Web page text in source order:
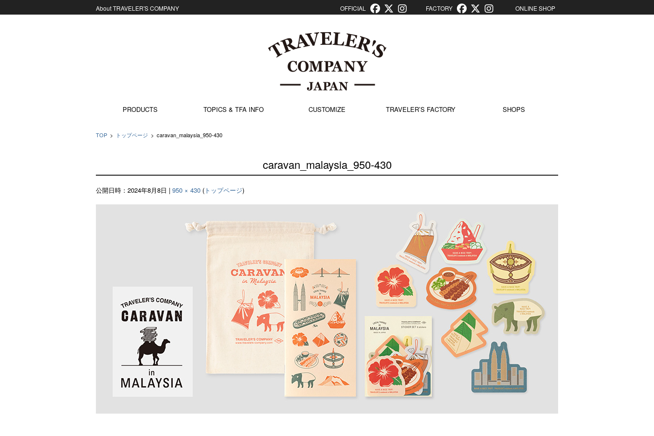
About TRAVELER'S COMPANY OFFICIAL FACTORY ONLINE SHOP
PRODUCTS
TOPICS & TFA INFO CUSTOMIZE TRAVELER’S FACTORY SHOPS
TOP > トップページ > caravan_malaysia_950-430
caravan_malaysia_950-430
公開日時： 2024年8月8日 | 950 × 430 ( トップページ)